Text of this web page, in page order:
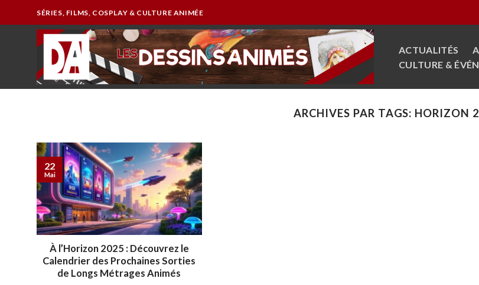
SÉRIES, FILMS, COSPLAY & CULTURE ANIMÉE
ACTUALITÉS
CULTURE &
ARCHIVES PAR TAGS: HORIZON
À l’Horizon 2025 : Découvrez le
Calendrier des Prochaines Sorties
de Longs Métrages Animés
22
Mai